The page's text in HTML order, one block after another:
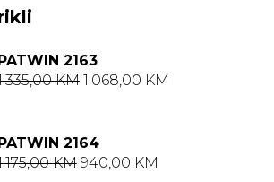
2163
KM Izvorna
je:
1.068,00 KM
2164
KM Izvorna
940,00 KM